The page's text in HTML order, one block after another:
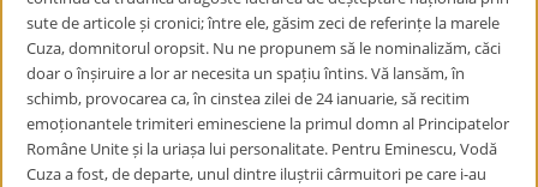
sute de articole și cronici; între ele, găsim zeci de referințe la marele
Cuza, domnitorul oropsit. Nu ne propunem să le nominalizăm, căci
doar o înșiruire a lor ar necesita un spațiu întins. Vă lansăm, în
schimb, provocarea ca, în cinstea zilei de 24 ianuarie, să recitim
emoționantele trimiteri eminesciene la primul domn al Principatelor
Române Unite și la uriașa lui personalitate. Pentru Eminescu, Vodă
Cuza a fost, de departe, unul dintre iluștrii cârmuitori pe care i-au